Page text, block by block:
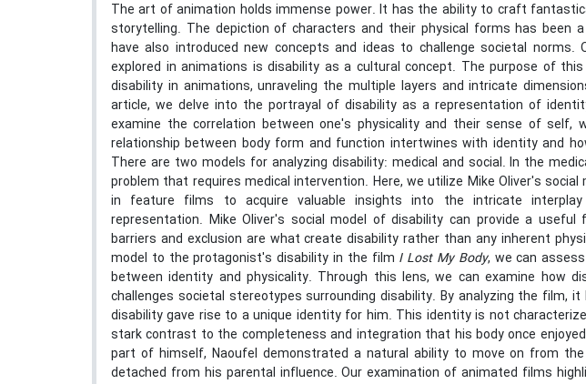
The art of animation holds immense power. It has the ability to craft
storytelling. The depiction of characters and their physical forms has been
have also introduced new concepts and ideas to challenge societal
explored in animations is disability as a cultural concept. The purpose of
disability in animations, unraveling the multiple layers and intricate
article, we delve into the portrayal of disability as a representation of
examine the correlation between one's physicality and their sense of self,
relationship between body form and function intertwines with identity and
There are two models for analyzing disability: medical and social. In the
problem that requires medical intervention. Here, we utilize Mike Oliver's
in feature films to acquire valuable insights into the intricate interplay
representation. Mike Oliver's social model of disability can provide a
barriers and exclusion are what create disability rather than any inherent
model to the protagonist's disability in the film I Lost My Body, we can
between identity and physicality. Through this lens, we can examine how
challenges societal stereotypes surrounding disability. By analyzing the film,
disability gave rise to a unique identity for him. This identity is not
stark contrast to the completeness and integration that his body once
part of himself, Naoufel demonstrated a natural ability to move on from
detached from his parental influence. Our examination of animated films